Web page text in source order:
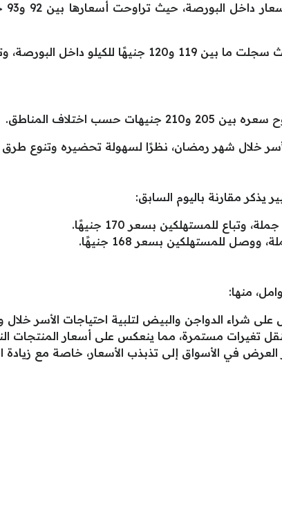
اختلاف المناطق.
خلال شهر رمضان، نظرًا لسهولة تحضيره وتنوع
يذكر مقارنة باليوم السابق:
منها:
شراء الدواجن والبيض لتلبية احتياجات الأسر خلال
تغيرات مستمرة، مما ينعكس على أسعار المنتجات
في الأسواق إلى تذبذب الأسعار، خاصة مع زيادة